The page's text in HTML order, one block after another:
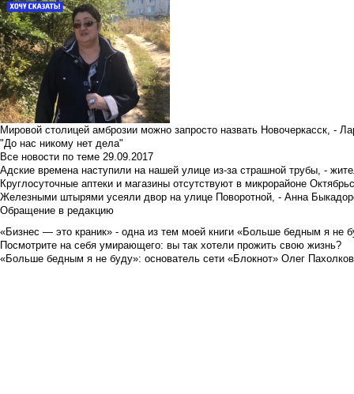
Мировой столицей амброзии можно запросто назвать Новочеркасск, -
"До нас никому нет дела"
Все новости по теме 29.09.2017
Адские времена наступили на нашей улице из-за страшной трубы, -
Круглосуточные аптеки и магазины отсутствуют в микрорайоне
Железными штырями усеяли двор на улице Поворотной, - Анна
Обращение в редакцию
«Бизнес — это краник» - одна из тем моей книги «Больше бедным я не
Посмотрите на себя умирающего: вы так хотели прожить свою жизнь?
«Больше бедным я не буду»: основатель сети «Блокнот» Олег Пахолков